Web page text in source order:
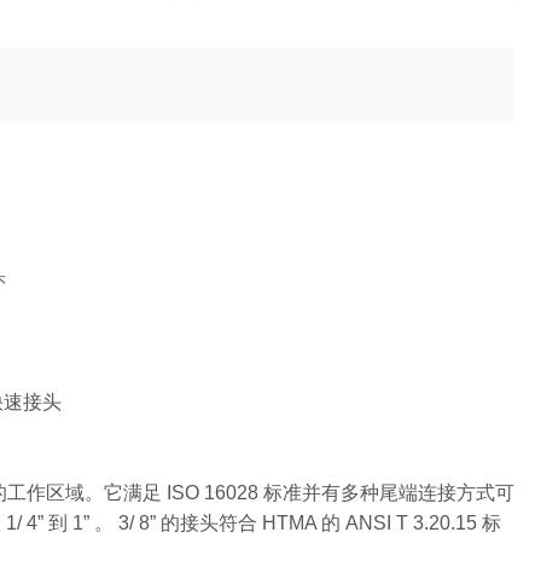
接头
作区域。它满足 ISO 16028 标准并有多种尾端连接方式可
4” 到 1” 。 3/ 8” 的接头符合 HTMA 的 ANSI T 3.20.15 标